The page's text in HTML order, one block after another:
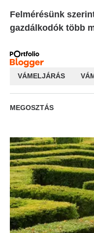
Felmérésünk
gazdálkodók több
VÁMELJÁRÁS
MEGOSZTÁS